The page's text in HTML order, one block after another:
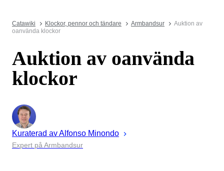
Catawiki Klockor, pennor och tändare Armbandsur
Auktion av
oanvända klockor
Auktion av oanvända
klockor
Kuraterad avAlfonso Minondo
Expert på Armbandsur